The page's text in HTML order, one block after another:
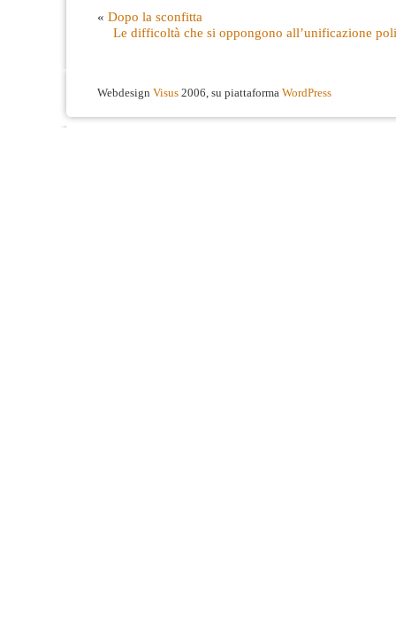
« Dopo la sconfitta
Le difficoltà che si oppongono all’unificazione
Webdesign Visus 2006, su piattaforma WordPress